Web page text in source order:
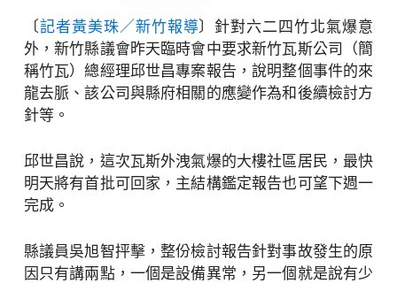
〔記者黃美珠／新竹報導〕針對六二四竹北氣爆意
外，新竹縣議會昨天臨時會中要求新竹瓦斯公司（簡
稱竹瓦）總經理邱世昌專案報告，說明整個事件的來
龍去脈、該公司與縣府相關的應變作為和後續檢討方
針等。
邱世昌說，這次瓦斯外洩氣爆的大樓社區居民，最快
明天將有首批可回家，主結構鑑定報告也可望下週一
完成。
縣議員吳旭智抨擊，整份檢討報告針對事故發生的原
因只有講兩點，一個是設備異常，另一個就是說有少